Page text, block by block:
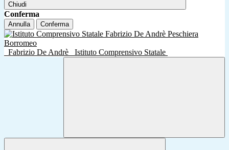
Chiudi
Conferma
Annulla Conferma
Fabrizio De Andrè Istituto Comprensivo Statale